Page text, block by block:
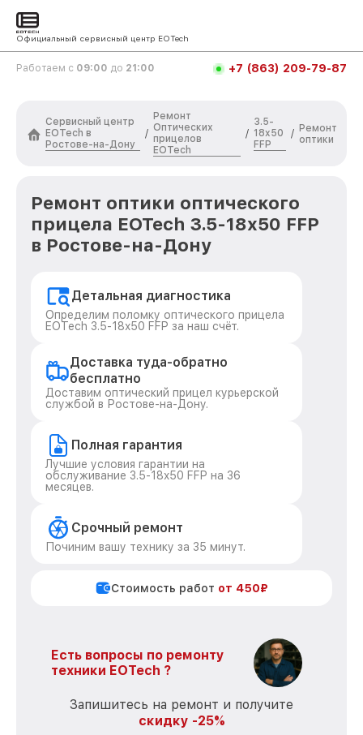
Официальный сервисный центр EOTech
Работаем с 09:00 до 21:00 +7 (863) 209-79-87
Сервисный центр
EOTech в
Ростове-на-Дону
/
Ремонт
Оптических
прицелов
EOTech
/
3.5-
18x50
FFP
/ Ремонт
оптики
Ремонт оптики оптического
прицела EOTech 3.5-18x50 FFP
в Ростове-на-Дону
Детальная диагностика
Определим поломку оптического прицела
EOTech 3.5-18x50 FFP за наш счёт.
Доставка туда-обратно
бесплатно
Доставим оптический прицел курьерской
службой в Ростове-на-Дону.
Полная гарантия
Лучшие условия гарантии на
обслуживание 3.5-18x50 FFP на 36
месяцев.
Срочный ремонт
Починим вашу технику за 35 минут.
Стоимость работ от 450₽
Есть вопросы по ремонту
техники EOTech ?
Запишитесь на ремонт и получите
скидку -25%